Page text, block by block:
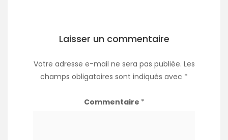
Laisser un commentaire
Votre adresse e-mail ne sera pas publiée. Les
champs obligatoires sont indiqués avec *
Commentaire *